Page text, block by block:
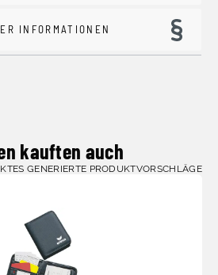
INFORMATIONEN
kauften auch
GENERIERTE PRODUKTVORSCHLÄGE